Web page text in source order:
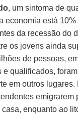
, um sintoma de
economia está
da recessão do
os jovens ainda
de pessoas,
e qualificados,
em outros
emigrarem
casa, enquanto ao